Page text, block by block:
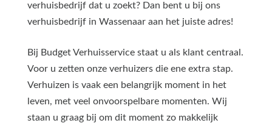
verhuisbedrijf dat u zoekt? Dan bent u bij ons
verhuisbedrijf in Wassenaar aan het juiste adres!
Bij Budget Verhuisservice staat u als klant centraal.
Voor u zetten onze verhuizers die ene extra stap.
Verhuizen is vaak een belangrijk moment in het
leven, met veel onvoorspelbare momenten. Wij
staan u graag bij om dit moment zo makkelijk